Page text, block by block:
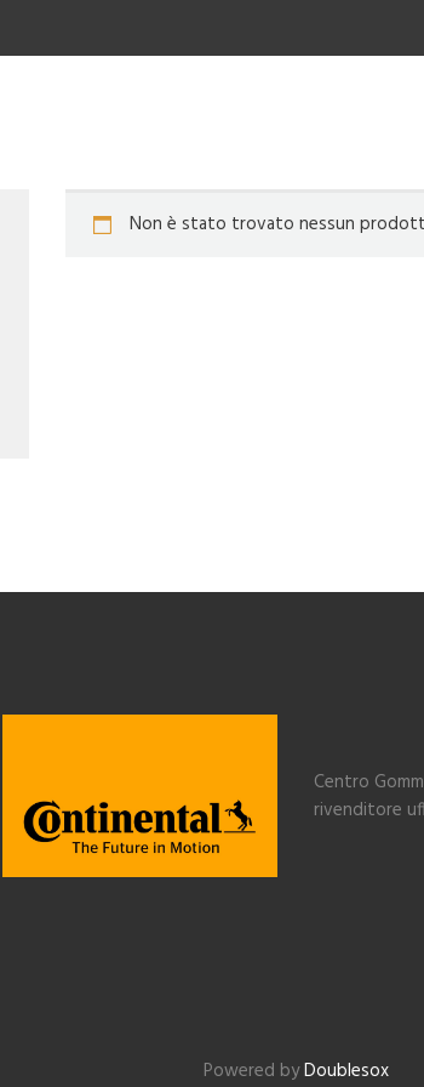
Non è stato trovato nessun
Centro
rivenditore
Powered byDoublesox